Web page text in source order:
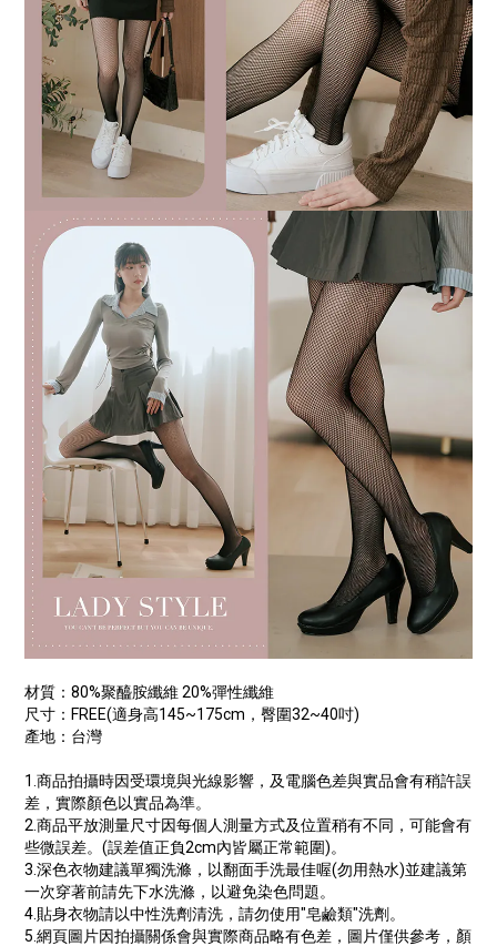
材質：80%聚醯胺纖維 20%彈性纖維
尺寸：FREE(適身高145~175cm，臀圍32~40吋)
產地：台灣
1.商品拍攝時因受環境與光線影響，及電腦色差與實品會有稍許誤
差，實際顏色以實品為準。
2.商品平放測量尺寸因每個人測量方式及位置稍有不同，可能會有
些微誤差。(誤差值正負2cm內皆屬正常範圍)。
3.深色衣物建議單獨洗滌，以翻面手洗最佳喔(勿用熱水)並建議第
一次穿著前請先下水洗滌，以避免染色問題。
4.貼身衣物請以中性洗劑清洗，請勿使用"皂鹼類"洗劑。
5.網頁圖片因拍攝關係會與實際商品略有色差，圖片僅供參考，顏